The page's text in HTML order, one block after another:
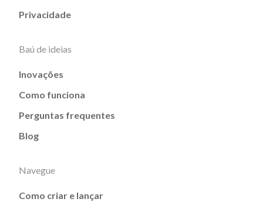
Privacidade
Baú de ideias
Inovações
Como funciona
Perguntas frequentes
Blog
Navegue
Como criar e lançar